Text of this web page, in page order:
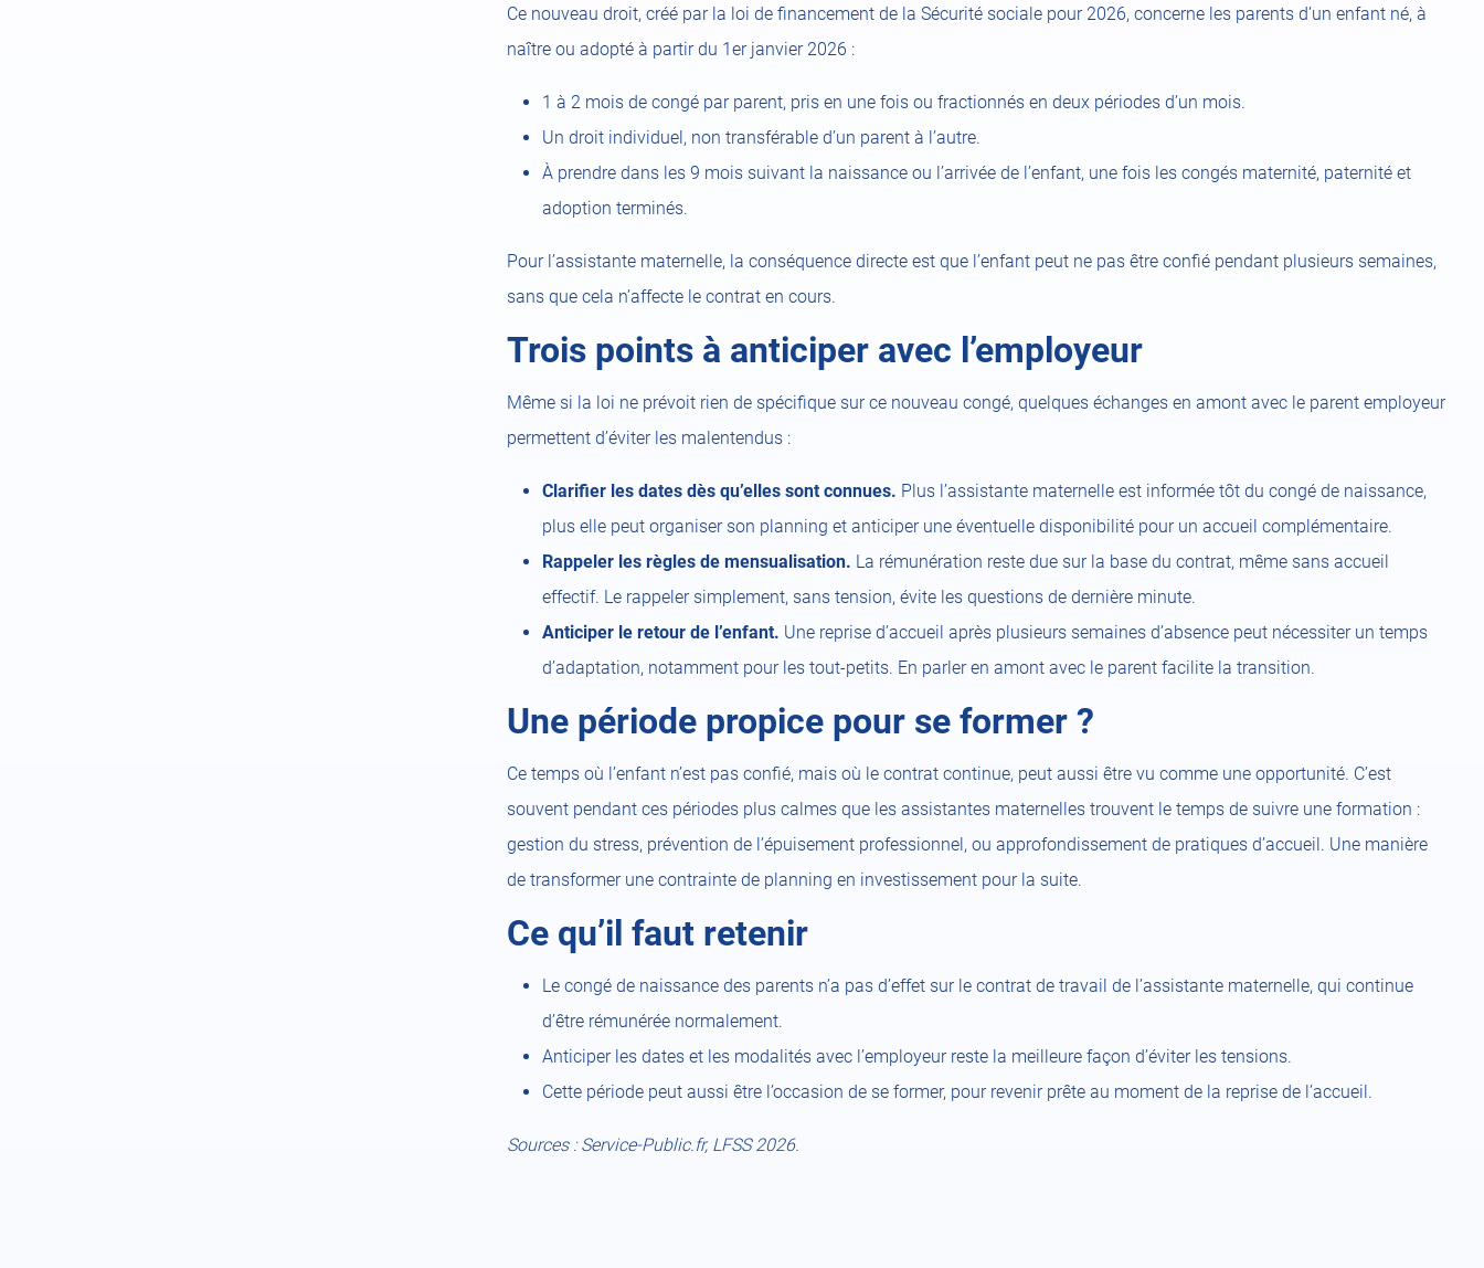
Ce nouveau droit, créé par la loi de financement de la Sécurité sociale pour 2026, concerne les parents d’un enfant né, à
naître ou adopté à partir du 1er janvier 2026 :
1 à 2 mois de congé par parent, pris en une fois ou fractionnés en deux périodes d’un mois.
Un droit individuel, non transférable d’un parent à l’autre.
À prendre dans les 9 mois suivant la naissance ou l’arrivée de l’enfant, une fois les congés maternité, paternité et
adoption terminés.
Pour l’assistante maternelle, la conséquence directe est que l’enfant peut ne pas être confié pendant plusieurs semaines,
sans que cela n’affecte le contrat en cours.
Trois points à anticiper avec l’employeur
Même si la loi ne prévoit rien de spécifique sur ce nouveau congé, quelques échanges en amont avec le parent employeur
permettent d’éviter les malentendus :
Clarifier les dates dès qu’elles sont connues. Plus l’assistante maternelle est informée tôt du congé de naissance,
plus elle peut organiser son planning et anticiper une éventuelle disponibilité pour un accueil complémentaire.
Rappeler les règles de mensualisation. La rémunération reste due sur la base du contrat, même sans accueil
effectif. Le rappeler simplement, sans tension, évite les questions de dernière minute.
Anticiper le retour de l’enfant. Une reprise d’accueil après plusieurs semaines d’absence peut nécessiter un temps
d’adaptation, notamment pour les tout-petits. En parler en amont avec le parent facilite la transition.
Une période propice pour se former ?
Ce temps où l’enfant n’est pas confié, mais où le contrat continue, peut aussi être vu comme une opportunité. C’est
souvent pendant ces périodes plus calmes que les assistantes maternelles trouvent le temps de suivre une formation :
gestion du stress, prévention de l’épuisement professionnel, ou approfondissement de pratiques d’accueil. Une manière
de transformer une contrainte de planning en investissement pour la suite.
Ce qu’il faut retenir
Le congé de naissance des parents n’a pas d’effet sur le contrat de travail de l’assistante maternelle, qui continue
d’être rémunérée normalement.
Anticiper les dates et les modalités avec l’employeur reste la meilleure façon d’éviter les tensions.
Cette période peut aussi être l’occasion de se former, pour revenir prête au moment de la reprise de l’accueil.
Sources : Service-Public.fr, LFSS 2026.